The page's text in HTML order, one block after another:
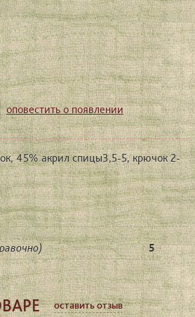
оповестить о появлении
45% акрил спицы3,5-5, крючок 2-
5
оставить отзыв